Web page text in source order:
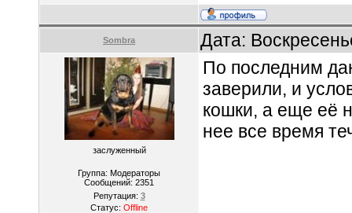
Sombra Дата:
заслуженный
Группа: Модераторы
Сообщений: 2351
Репутация: 3
Статус: Offline
По последним
заверили, и
кошки, а еще её
нее все время